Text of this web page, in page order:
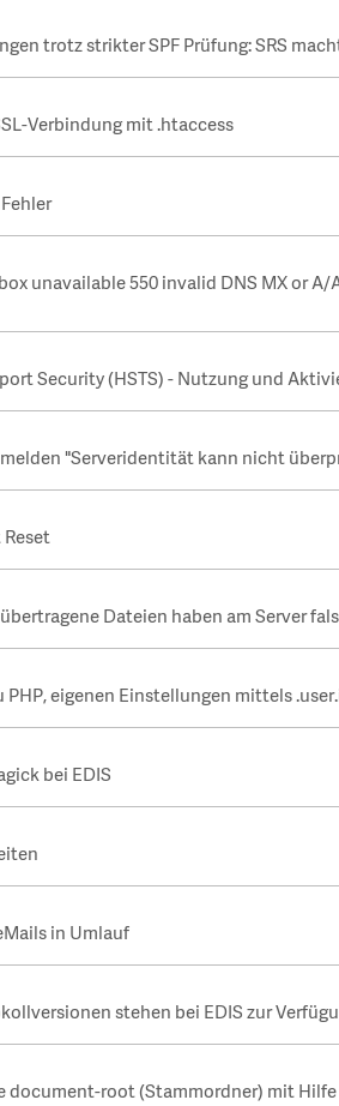
trotz strikter SPF Prüfung: SRS
Verbindung mit .htaccess
unavailable 550 invalid DNS MX or A/
Security (HSTS) - Nutzung und
"Serveridentität kann nicht
Dateien haben am Server
eigenen Einstellungen mittels
bei EDIS
in Umlauf
stehen bei EDIS zur
document-root (Stammordner) mit